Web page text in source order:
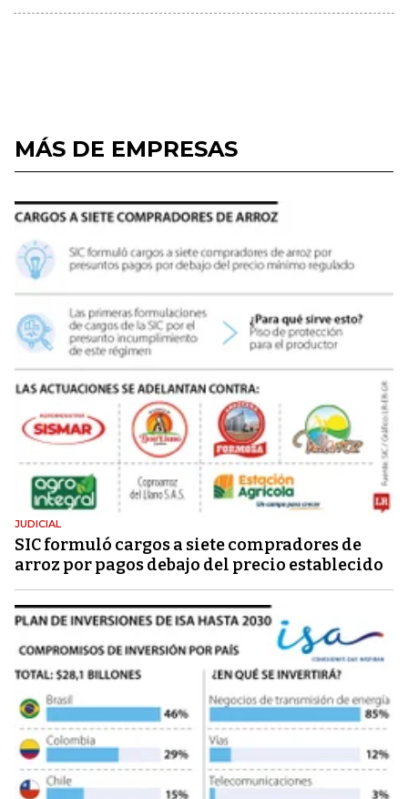
MÁS DE EMPRESAS
JUDICIAL
SIC formuló cargos a siete compradores de
arroz por pagos debajo del precio establecido